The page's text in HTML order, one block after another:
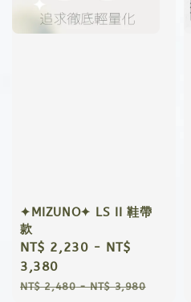
✦MIZUNO✦ LS II 鞋帶
款
Sale
price
NT$ 2,230 - NT$
3,380
Regular
NT$ 2,480-NT$ 3,980